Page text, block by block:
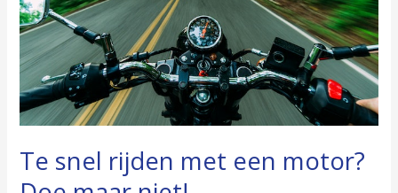
Te snel rijden met een motor?
motor?
Doe
maar
niet!